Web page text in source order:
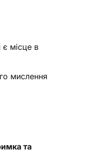
місце в
мислення
та